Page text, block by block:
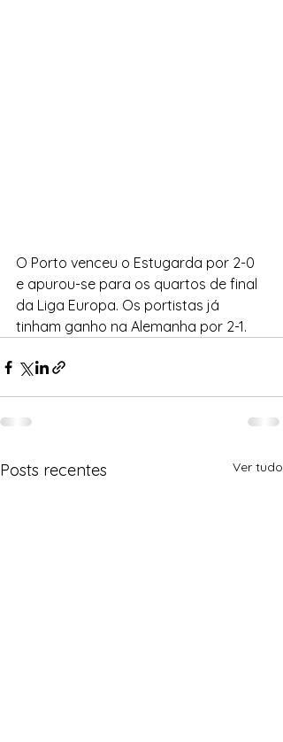
O Porto venceu o Estugarda por 2-0
e apurou-se para os quartos de final
da Liga Europa. Os portistas já
tinham ganho na Alemanha por 2-1.
Posts recentes Ver tudo